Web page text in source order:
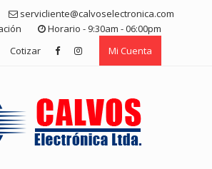
servicliente@calvoselectronica.com
Horario - 9:30am - 06:00pm
Cotizar Mi Cuenta